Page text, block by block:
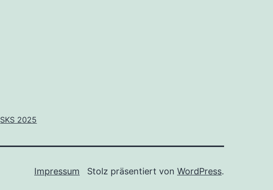
SKS 2025
Impressum Stolz präsentiert von WordPress.